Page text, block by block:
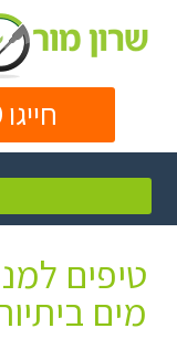
חייגו 072-33-80-239
טיפים
מים